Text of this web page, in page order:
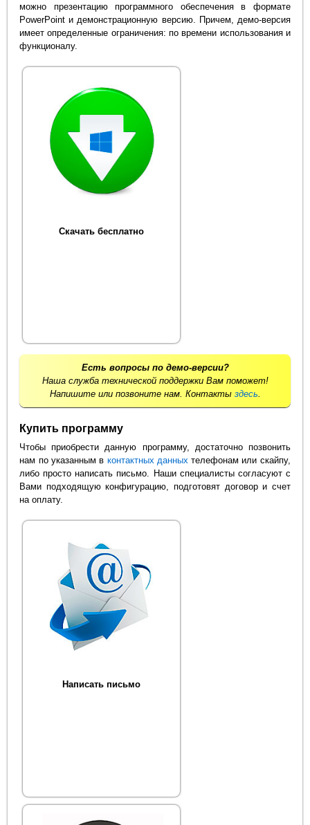
можно презентацию программного обеспечения в формате
PowerPoint и демонстрационную версию. Причем, демо-версия
имеет определенные ограничения: по времени использования и
функционалу.
Скачать бесплатно
Есть вопросы по демо-версии?
Наша служба технической поддержки Вам поможет!
Напишите или позвоните нам. Контакты здесь.
Купить программу
Чтобы приобрести данную программу, достаточно позвонить
нам по указанным в контактных данных телефонам или скайпу,
либо просто написать письмо. Наши специалисты согласуют с
Вами подходящую конфигурацию, подготовят договор и счет
на оплату.
Написать письмо